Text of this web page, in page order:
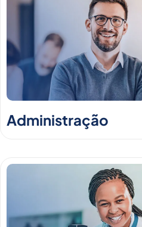
Administração